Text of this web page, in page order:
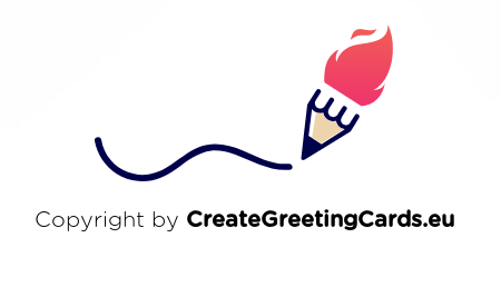
Copyright by CreateGreetingCards.eu